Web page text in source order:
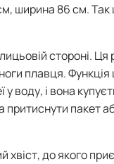
ширина 86 см.
стороні. Ця
плавця.
воду, і вона
пакет
до якого